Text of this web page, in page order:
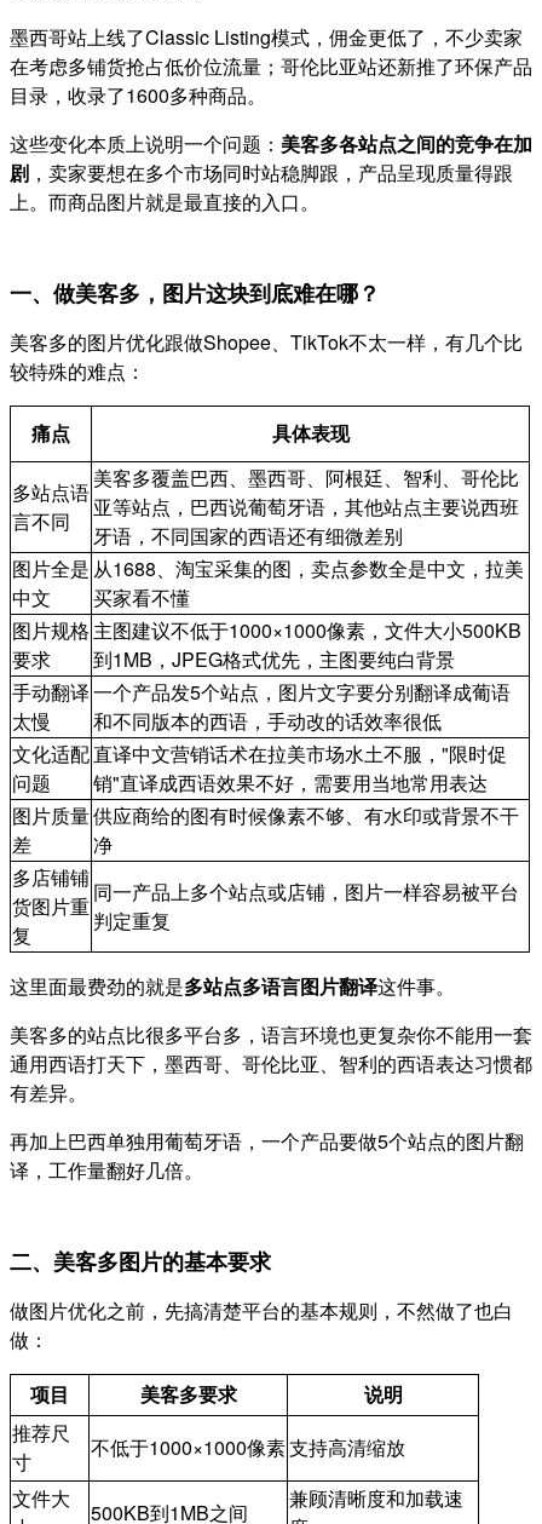
墨西哥站上线了Classic Listing模式，佣金更低了，不少卖家
在考虑多铺货抢占低价位流量；哥伦比亚站还新推了环保产品
目录，收录了1600多种商品。
这些变化本质上说明一个问题： 美客多各站点之间的竞争在加
剧 ，卖家要想在多个市场同时站稳脚跟，产品呈现质量得跟
上。而商品图片就是最直接的入口。
一、做美客多，图片这块到底难在哪？
美客多的图片优化跟做Shopee、TikTok不太一样，有几个比
较特殊的难点：
痛点 具体表现
多站点语
言不同
美客多覆盖巴西、墨西哥、阿根廷、智利、哥伦比
亚等站点，巴西说葡萄牙语，其他站点主要说西班
牙语，不同国家的西语还有细微差别
图片全是
中文
从1688、淘宝采集的图，卖点参数全是中文，拉美
买家看不懂
图片规格
要求
主图建议不低于1000×1000像素，文件大小500KB
到1MB，JPEG格式优先，主图要纯白背景
手动翻译
太慢
一个产品发5个站点，图片文字要分别翻译成葡语
和不同版本的西语，手动改的话效率很低
文化适配
问题
直译中文营销话术在拉美市场水土不服，"限时促
销"直译成西语效果不好，需要用当地常用表达
图片质量
差
供应商给的图有时候像素不够、有水印或背景不干
净
多店铺铺
货图片重
复
同一产品上多个站点或店铺，图片一样容易被平台
判定重复
这里面最费劲的就是多站点多语言图片翻译这件事。
美客多的站点比很多平台多，语言环境也更复杂你不能用一套
通用西语打天下，墨西哥、哥伦比亚、智利的西语表达习惯都
有差异。
再加上巴西单独用葡萄牙语，一个产品要做5个站点的图片翻
译，工作量翻好几倍。
二、美客多图片的基本要求
做图片优化之前，先搞清楚平台的基本规则，不然做了也白
做：
项目
美客多要求
说明
推荐尺
寸
不低于1000×1000像素支持高清缩放
文件大
500KB到1MB之间
兼顾清晰度和加载速